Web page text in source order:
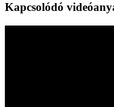
Kapcsolódó